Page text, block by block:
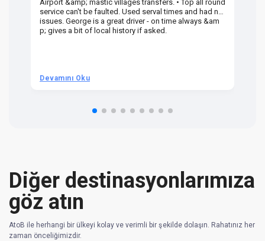
Airport &amp; mastic villages transfers. • Top all round
service can't be faulted. Used serval times and had no
issues. George is a great driver - on time always &am
p; gives a bit of local history if asked.
Devamını Oku
Diğer destinasyonlarımıza
göz atın
AtoB ile herhangi bir ülkeyi kolay ve verimli bir şekilde dolaşın. Rahatınız her
zaman önceliğimizdir.